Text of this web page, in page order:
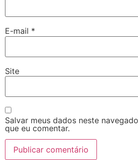
E-mail *
Site
Salvar meus dados neste
que eu comentar.